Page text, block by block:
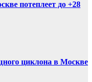
потеплеет до +28
циклона в Москве